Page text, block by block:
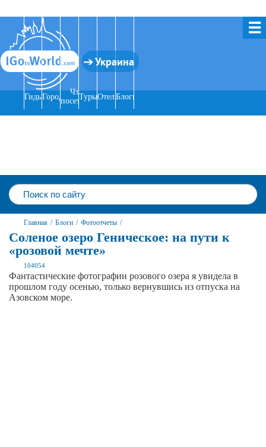
☰
Украина
ГидыГорода
Что
посетить
ТурыОтелиБлоги
Главная / Блоги / Фотоотчеты /
Соленое озеро Геническое: на пути к
«розовой мечте»
104054
Фантастические фотографии розового озера я увидела в
прошлом году осенью, только вернувшись из отпуска на
Азовском море.